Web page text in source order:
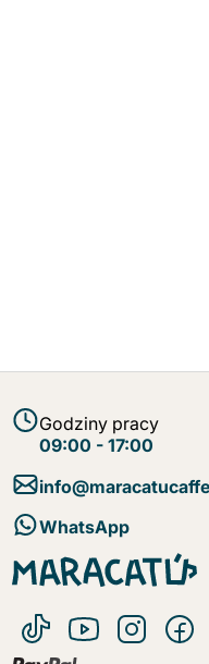
Godziny pracy
09:00 - 17:00
WhatsApp